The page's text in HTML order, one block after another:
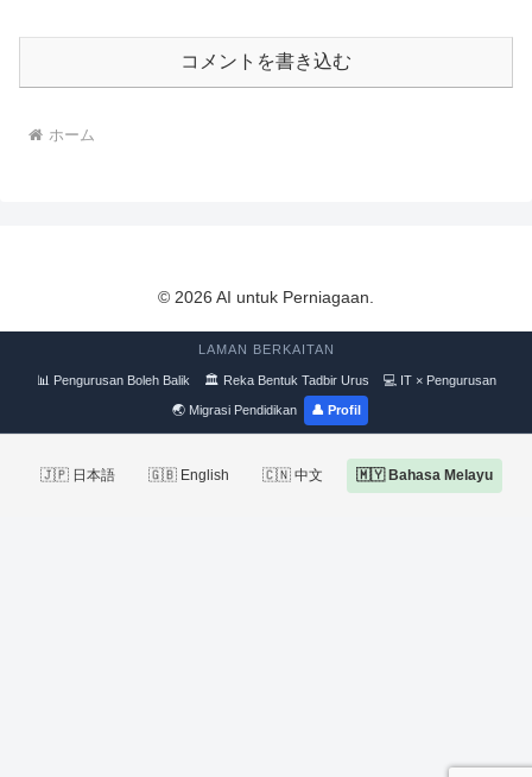
コメントを書き込む
ホーム
© 2026 AI untuk Perniagaan.
LAMAN BERKAITAN
📊 Pengurusan Boleh Balik 🏛 Reka Bentuk Tadbir Urus 💻 IT × Pengurusan
🌏 Migrasi Pendidikan 👤 Profil
🇯🇵 日本語 🇬🇧 English 🇨🇳 中文 🇲🇾 Bahasa Melayu